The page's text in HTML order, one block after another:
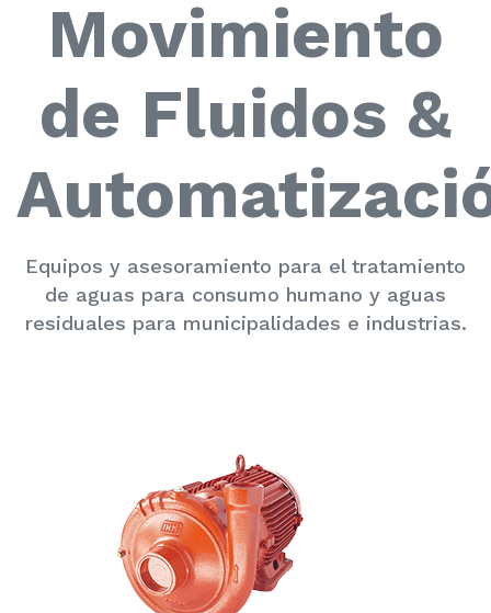
Movimiento
de Fluidos &
Equipos y asesoramiento para el tratamiento
de aguas para consumo humano y aguas
residuales para municipalidades e industrias.